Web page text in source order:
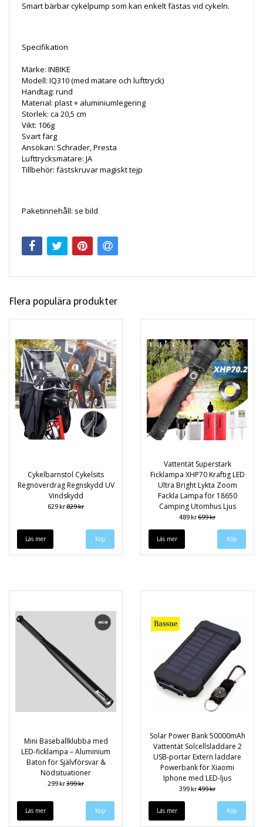
Smart bärbar cykelpump som kan enkelt fästas vid cykeln.
Specifikation
Märke: INBIKE
Modell: IQ310 (med mätare och lufttryck)
Handtag: rund
Material: plast + aluminiumlegering
Storlek: ca 20,5 cm
Vikt: 106g
Svart färg
Ansökan: Schrader, Presta
Lufttrycksmätare: JA
Tillbehör: fästskruvar magiskt tejp
Paketinnehåll: se bild
Flera populära produkter
Cykelbarnstol Cykelsits
Regnöverdrag Regnskydd UV
Vindskydd
629 kr829 kr
Läs mer
Vattentät Superstark
Ficklampa XHP70 Kraftig LED
Ultra Bright Lykta Zoom
Fackla Lampa för 18650
Camping Utomhus Ljus
489 kr699 kr
Läs mer
Mini Baseballklubba med
LED-ficklampa – Aluminium
Baton för Självförsvar &
Nödsituationer
299 kr399 kr
Läs mer
Solar Power Bank 50000mAh
Vattentät Solcellsladdare 2
USB-portar Extern laddare
Powerbank för Xiaomi
Iphone med LED-ljus
399 kr499 kr
Läs mer Köp